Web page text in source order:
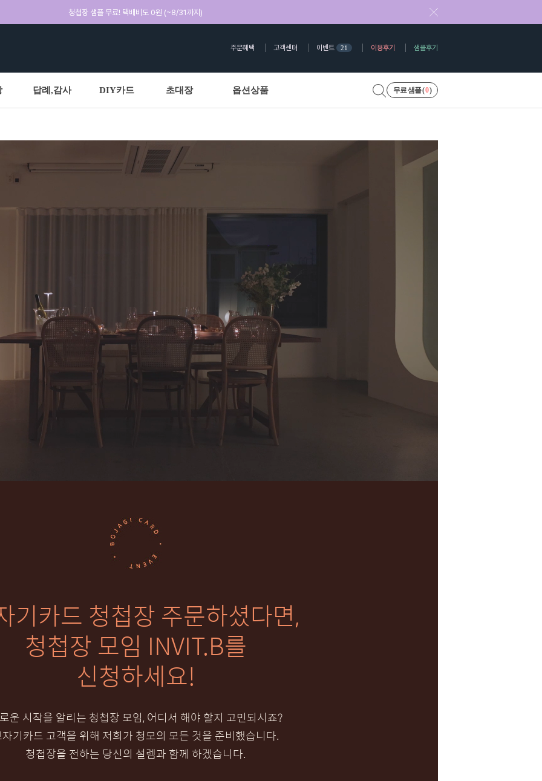
청첩장 샘플 무료! 택배비도 0원 (~8/31까지)
주문혜택 고객센터 이벤트 21 이용후기 샘플후기
답례,감사 DIY카드 초대장 옵션상품 무료 샘플 (0)
기카드 청첩장 주문하셨다면,
청첩장 모임 INVIT.B를
신청하세요!
운 시작을 알리는 청첩장 모임, 어디서 해야 할지 고민되시죠?
기카드 고객을 위해 저희가 청모의 모든 것을 준비했습니다.
청첩장을 전하는 당신의 설렘과 함께 하겠습니다.